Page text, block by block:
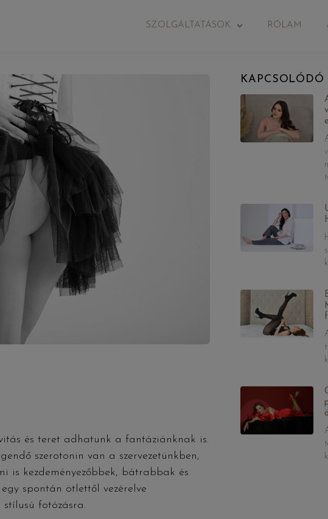
SZOLGÁLTATÁSOK RÓLAM
és teret adhatunk a fantáziánknak is.
szerotonin van a szervezetünkben,
kezdeményezőbbek, bátrabbak és
spontán ötlettől vezérelve
fotózásra.